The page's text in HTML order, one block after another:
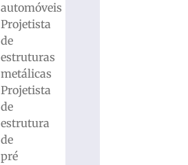
automóveis
Projetista
de
estruturas
metálicas
Projetista
de
estrutura
de
pré